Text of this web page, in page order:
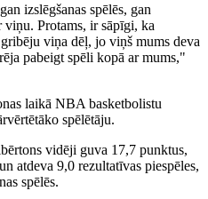
izslēgšanas spēlēs, gan
viņu. Protams, ir sāpīgi, ka
viņa dēļ, jo viņš mums deva
pabeigt spēli kopā ar mums,"
laikā NBA basketbolistu
spēlētāju.
vidēji guva 17,7 punktus,
atdeva 9,0 rezultatīvas piespēles,
spēlēs.